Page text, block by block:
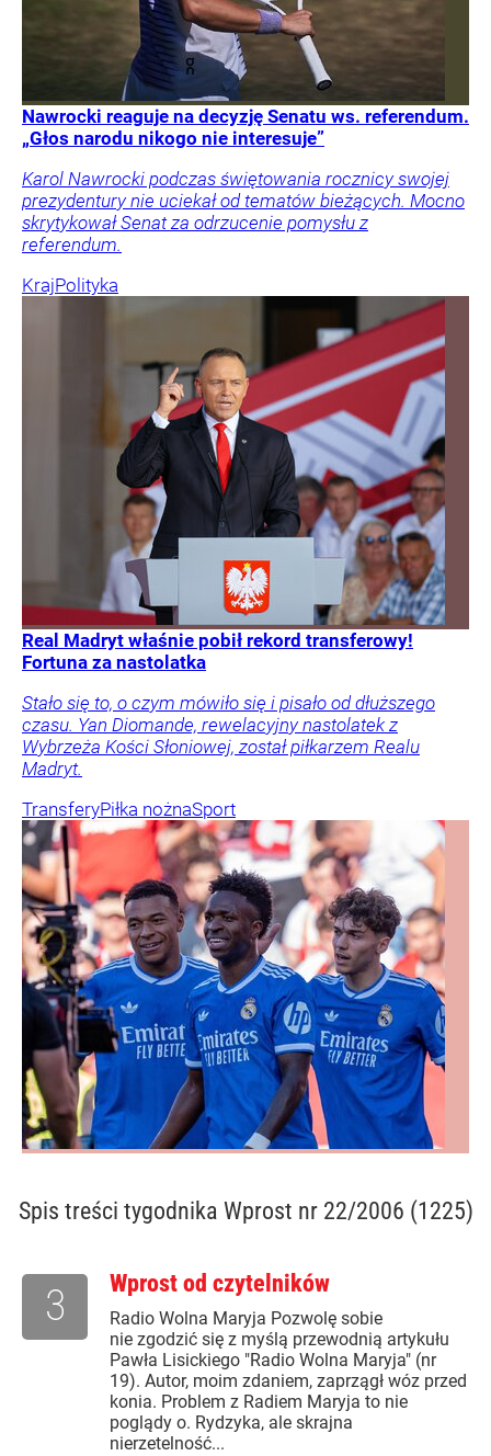
Nawrocki reaguje na decyzję Senatu ws. referendum.
„Głos narodu nikogo nie interesuje”
Karol Nawrocki podczas świętowania rocznicy swojej
prezydentury nie uciekał od tematów bieżących. Mocno
skrytykował Senat za odrzucenie pomysłu z
referendum.
KrajPolityka
Real Madryt właśnie pobił rekord transferowy!
Fortuna za nastolatka
Stało się to, o czym mówiło się i pisało od dłuższego
czasu. Yan Diomande, rewelacyjny nastolatek z
Wybrzeża Kości Słoniowej, został piłkarzem Realu
Madryt.
TransferyPiłka nożnaSport
Spis treści tygodnika Wprost nr 22/2006 (1225)
Wprost od czytelników
Radio Wolna Maryja Pozwolę sobie
nie zgodzić się z myślą przewodnią artykułu
Pawła Lisickiego "Radio Wolna Maryja" (nr
19). Autor, moim zdaniem, zaprzągł wóz przed
konia. Problem z Radiem Maryja to nie
poglądy o. Rydzyka, ale skrajna
nierzetelność...
3